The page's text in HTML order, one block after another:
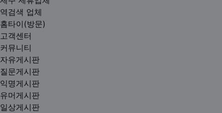
역검색 업체
홈타이(방문)
고객센터
커뮤니티
자유게시판
질문게시판
익명게시판
유머게시판
일상게시판